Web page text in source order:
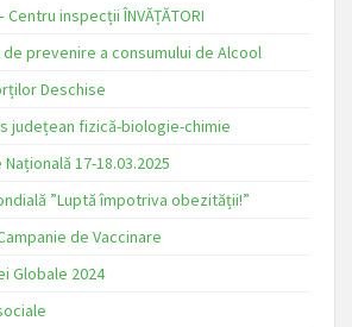
inspecții ÎNVĂȚĂTORI
de prevenire a consumului de Alcool
Deschise
județean fizică-biologie-chimie
17-18.03.2025
”Luptă împotriva obezității!”
de Vaccinare
Globale 2024